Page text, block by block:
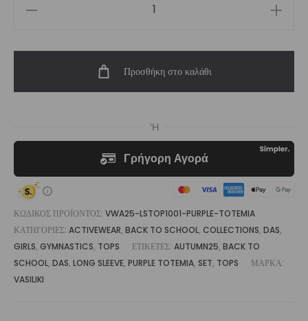
Sleeve
Προσθήκη στο καλάθι
ΚΩΔΙΚΌΣ ΠΡΟΪΌΝΤΟΣ: VWA25-LSTOP1001-PURPLE-TOTEMIA
ΚΑΤΗΓΟΡΊΕΣ: ACTIVEWEAR, BACK TO SCHOOL, COLLECTIONS, DAS,
GIRLS, GYMNASTICS, TOPS ΕΤΙΚΈΤΕΣ: AUTUMN25, BACK TO
SCHOOL, DAS, LONG SLEEVE, PURPLE TOTEMIA, SET, TOPS
ΜΆΡΚΑ:
VASILIKI